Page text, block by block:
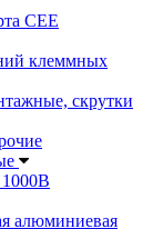
CEE
клеммных
скрутки
алюминиевая